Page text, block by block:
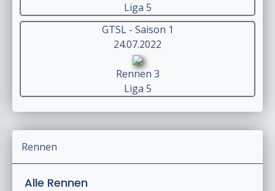
Liga 5
GTSL - Saison 1
24.07.2022
Rennen 3
Liga 5
Rennen
Alle Rennen